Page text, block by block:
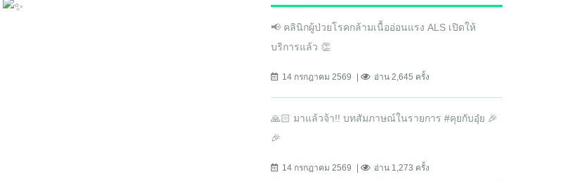
📢 คลินิกผู้ป่วยโรคกล้ามเนื้ออ่อนแรง ALS เปิดให้
บริการแล้ว 👏
14 กรกฎาคม 2569 อ่าน 2,645 ครั้ง
🙏🏻 มาแล้วจ้า!! บทสัมภาษณ์ในรายการ #คุยกับอุ๋ย 🎉
🎉
14 กรกฎาคม 2569 อ่าน 1,273 ครั้ง